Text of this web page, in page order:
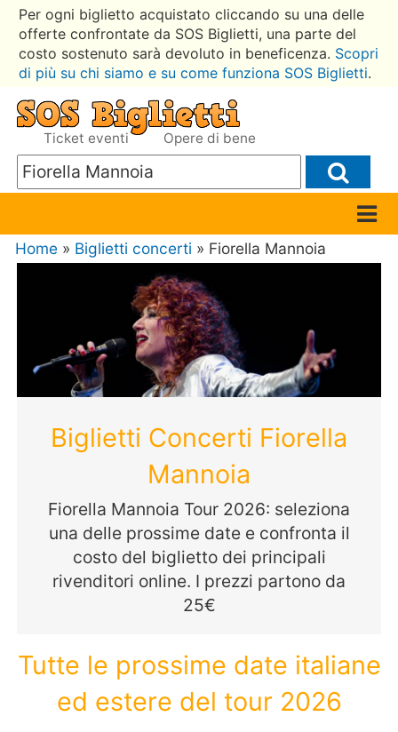
Per ogni biglietto acquistato cliccando su una delle
offerte confrontate da SOS Biglietti, una parte del
costo sostenuto sarà devoluto in beneficenza. Scopri
di più su chi siamo e su come funziona SOS Biglietti.
Ticket eventi Opere di bene
Home » Biglietti concerti » Fiorella Mannoia
Biglietti Concerti Fiorella
Mannoia
Fiorella Mannoia Tour 2026: seleziona
una delle prossime date e confronta il
costo del biglietto dei principali
rivenditori online. I prezzi partono da
25€
Tutte le prossime date italiane
ed estere del tour 2026